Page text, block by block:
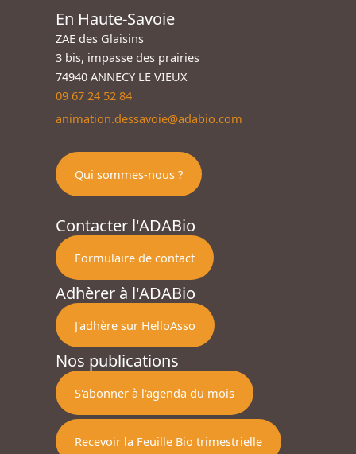
En Haute-Savoie
ZAE des Glaisins
3 bis, impasse des prairies
74940 ANNECY LE VIEUX
09 67 24 52 84
animation.dessavoie@adabio.com
Qui sommes-nous ?
Contacter l'ADABio
Formulaire de contact
Adhèrer à l'ADABio
J'adhère sur HelloAsso
Nos publications
S'abonner à l'agenda du mois
Recevoir la Feuille Bio trimestrielle